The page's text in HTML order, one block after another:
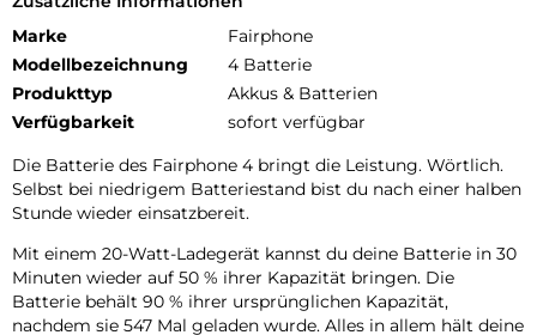
Marke
Fairphone
Modellbezeichnung
4 Batterie
Produkttyp
Akkus & Batterien
Verfügbarkeit
sofort verfügbar
Die Batterie des Fairphone 4 bringt die Leistung. Wörtlich.
Selbst bei niedrigem Batteriestand bist du nach einer halben
Stunde wieder einsatzbereit.
Mit einem 20-Watt-Ladegerät kannst du deine Batterie in 30
Minuten wieder auf 50 % ihrer Kapazität bringen. Die
Batterie behält 90 % ihrer ursprünglichen Kapazität,
nachdem sie 547 Mal geladen wurde. Alles in allem hält deine